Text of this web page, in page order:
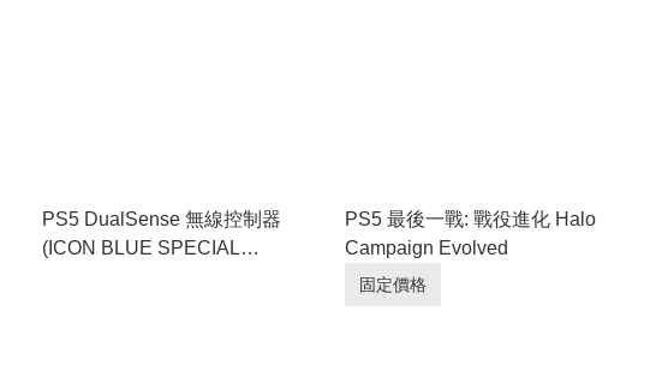
PS5 DualSense 無線控制器
(ICON BLUE SPECIAL
PS5 最後一戰: 戰役進化 Halo
Campaign Evolved
固定價格